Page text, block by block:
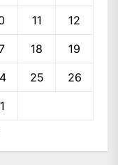
11 12
18 19
25 26